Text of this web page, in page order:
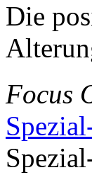
Die
Focus